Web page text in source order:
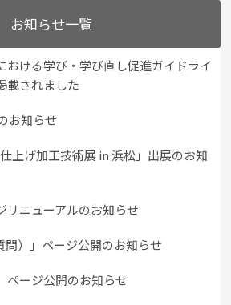
お知らせ一覧
おける学び・学び直し促進ガイドライ
載されました
お知らせ
仕上げ加工技術展 in 浜松」出展のお知
リニューアルのお知らせ
問）」ページ公開のお知らせ
ページ公開のお知らせ